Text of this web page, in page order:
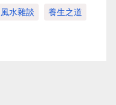
風水雜談 養生之道